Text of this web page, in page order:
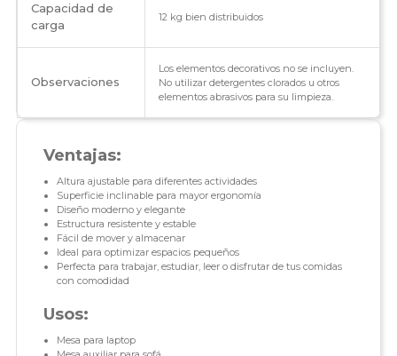
Capacidad de
carga
12 kg bien distribuidos
Observaciones
Los elementos decorativos no se incluyen.
No utilizar detergentes clorados u otros
elementos abrasivos para su limpieza.
Ventajas:
Altura ajustable para diferentes actividades
Superficie inclinable para mayor ergonomía
Diseño moderno y elegante
Estructura resistente y estable
Fácil de mover y almacenar
Ideal para optimizar espacios pequeños
Perfecta para trabajar, estudiar, leer o disfrutar de tus comidas
con comodidad
Usos:
Mesa para laptop